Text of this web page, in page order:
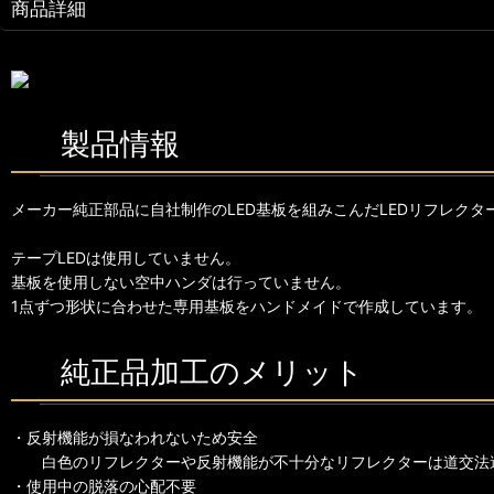
商品詳細
製品情報
メーカー純正部品に自社制作のLED基板を組みこんだLEDリフレクタ
テープLEDは使用していません。
基板を使用しない空中ハンダは行っていません。
1点ずつ形状に合わせた専用基板をハンドメイドで作成しています。
純正品加工のメリット
・反射機能が損なわれないため安全
白色のリフレクターや反射機能が不十分なリフレクターは道交法
・使用中の脱落の心配不要